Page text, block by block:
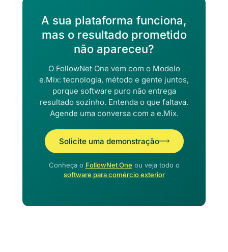
A sua plataforma funciona,
mas o resultado prometido
não apareceu?
O FollowNet One vem com o Modelo
e.Mix: tecnologia, método e gente juntos,
porque software puro não entrega
resultado sozinho. Entenda o que faltava.
Agende uma conversa com a e.Mix.
Solicite uma demonstração
Conheça o FollowNet One ou veja todo o
software para comércio exterior